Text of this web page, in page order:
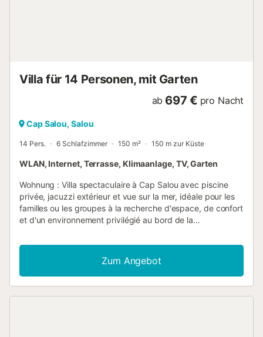
Villa für 14 Personen, mit Garten
ab 697 € pro Nacht
Cap Salou, Salou
14 Pers. 6 Schlafzimmer 150 m² 150 m zur Küste
WLAN, Internet, Terrasse, Klimaanlage, TV, Garten
Wohnung : Villa spectaculaire à Cap Salou avec piscine
privée, jacuzzi extérieur et vue sur la mer, idéale pour les
familles ou les groupes à la recherche d'espace, de confort
et d'un environnement privilégié au bord de la
jusqu'à 14 personnes, le logement offre une distribution
ample et fonctionnelle, pensée pour profiter de vacances
confortables en groupe. Ses zones extérieures, avec
piscine privée et jacuzzi, sont parfaites pour se détendre,
Zum Angebot